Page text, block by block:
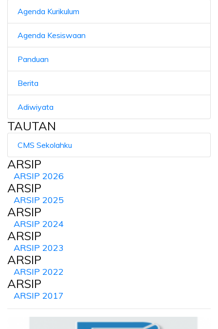
Agenda Kurikulum
Agenda Kesiswaan
Panduan
Berita
Adiwiyata
TAUTAN
CMS Sekolahku
ARSIP
ARSIP 2026
ARSIP
ARSIP 2025
ARSIP
ARSIP 2024
ARSIP
ARSIP 2023
ARSIP
ARSIP 2022
ARSIP
ARSIP 2017